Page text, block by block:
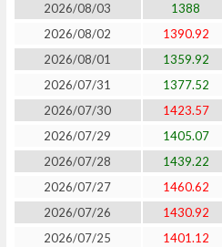
2026/08/03
1388
2026/08/02
1390.92
2026/08/01
1359.92
2026/07/31
1377.52
2026/07/30
1423.57
2026/07/29
1405.07
2026/07/28
1439.22
2026/07/27
1460.62
2026/07/26
1430.92
2026/07/25
1401.12